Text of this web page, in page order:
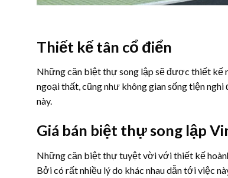
Thiết kế tân cổ điển
Những căn biệt thự song lập sẽ được thiết kế
ngoại thất, cũng như không gian sống tiện
này.
Giá bán biệt thự song lập
Những căn biệt thự tuyệt vời với thiết kế
Bởi có rất nhiều lý do khác nhau dẫn tới việc